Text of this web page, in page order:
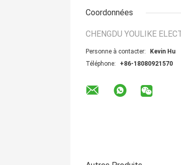
Coordonnées
CHENGDU YOULIKE
Personne à contacter:
Kevin Hu
Téléphone:
+86-18080921570